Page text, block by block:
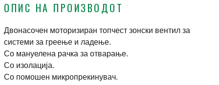
ОПИС НА ПРОИЗВОДОТ
Двонасочен моторизиран топчест зонски вентил за
системи за греење и ладење.
Со мануелена рачка за отварање.
Со изолација.
Со помошен микропрекинувач.